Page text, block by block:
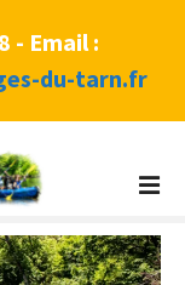
- Email :
du-tarn.fr